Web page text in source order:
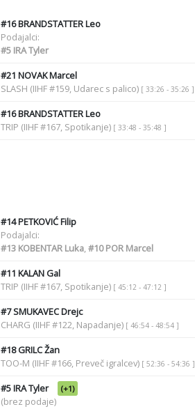
#16BRANDSTATTER Leo
Podajalci:
#5IRA Tyler
#21 NOVAK Marcel
SLASH (IIHF #159, Udarec s palico) [ 33:26 - 35:26 ]
#16BRANDSTATTER Leo
TRIP (IIHF #167, Spotikanje) [ 33:48 - 35:48 ]
#14PETKOVIĆ Filip
Podajalci:
#13KOBENTAR Luka,#10POR Marcel
#11 KALAN Gal
TRIP (IIHF #167, Spotikanje) [ 45:12 - 47:12 ]
#7SMUKAVEC Drejc
CHARG (IIHF #122, Napadanje) [ 46:54 - 48:54 ]
#18GRILC Žan
TOO-M (IIHF #166, Preveč igralcev) [ 52:36 - 54:36 ]
#5IRA Tyler (+1)
(brez podaje)